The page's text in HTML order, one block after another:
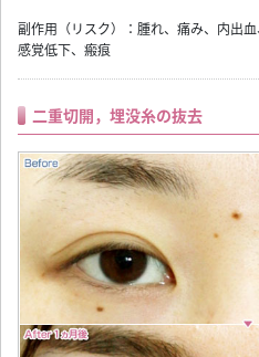
副作用（リスク）：腫れ、痛み、内出
感覚低下、瘢痕
二重切開，埋没糸の抜去